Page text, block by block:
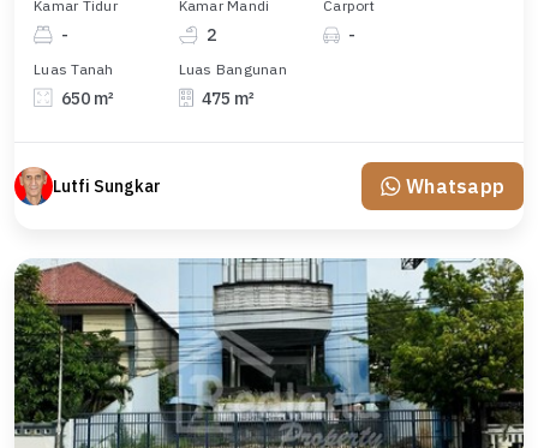
Kamar Tidur
-
Kamar Mandi
2
Carport
-
Luas Tanah
650 m²
Luas Bangunan
475 m²
Lutfi Sungkar Whatsapp